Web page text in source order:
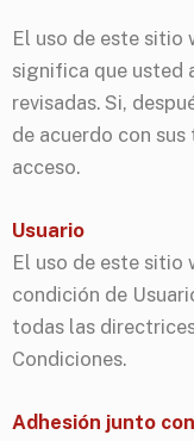
El uso de este sitio
significa que usted
revisadas. Si,
de acuerdo con
acceso.
Usuario
El uso de este
condición de
todas las
Condiciones.
Adhesión junto